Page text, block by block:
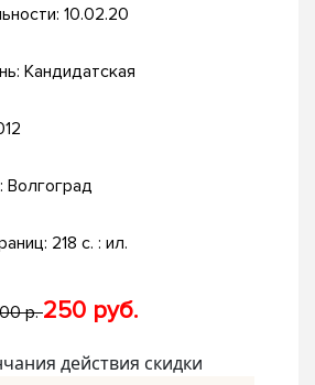
10.02.20
Кандидатская
Волгоград
218 с. : ил.
р.250 руб.
действия скидки